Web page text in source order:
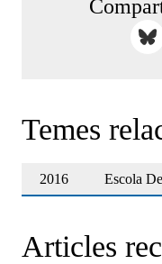
Temes
2016 Escola
Articles